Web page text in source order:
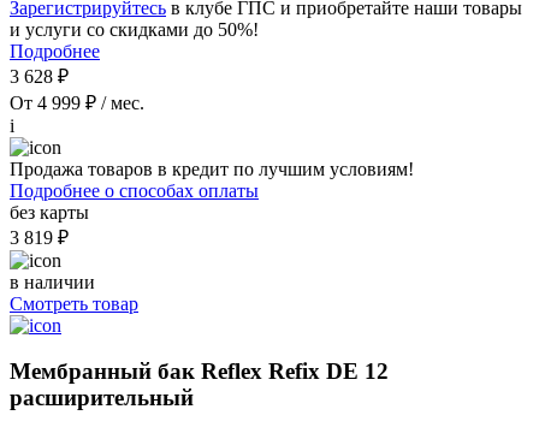
Зарегистрируйтесь в клубе ГПС и приобретайте наши товары
и услуги со скидками до 50%!
Подробнее
3 628 ₽
От 4 999 ₽ / мес.
i
Продажа товаров в кредит по лучшим условиям!
Подробнее о способах оплаты
без карты
3 819 ₽
в наличии
Смотреть товар
Мембранный бак Reflex Refix DE 12
расширительный